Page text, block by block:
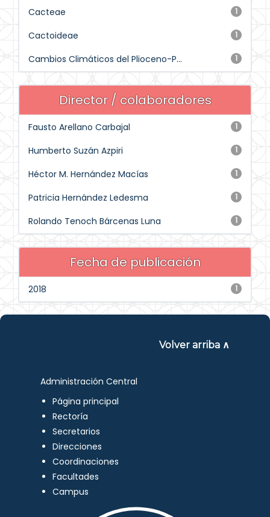
1
Cacteae
1
Cactoideae
1
Cambios Climáticos del Plioceno-P...
Director / colaboradores
1
Fausto Arellano Carbajal
1
Humberto Suzán Azpiri
1
Héctor M. Hernández Macías
1
Patricia Hernández Ledesma
1
Rolando Tenoch Bárcenas Luna
Fecha de publicación
1
2018
Volver arriba ∧
Administración Central
Página principal
Rectoría
Secretarios
Direcciones
Coordinaciones
Facultades
Campus